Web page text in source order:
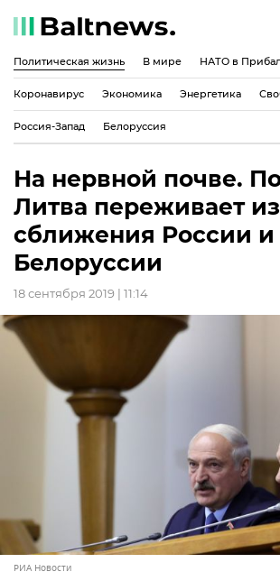
Политическая жизнь В мире НАТО в
Коронавирус Экономика Энергетика
Россия-Запад Белоруссия
На нервной почве.
Литва переживает
сближения России и
Белоруссии
18 сентября 2019 | 11:14
РИА Новости